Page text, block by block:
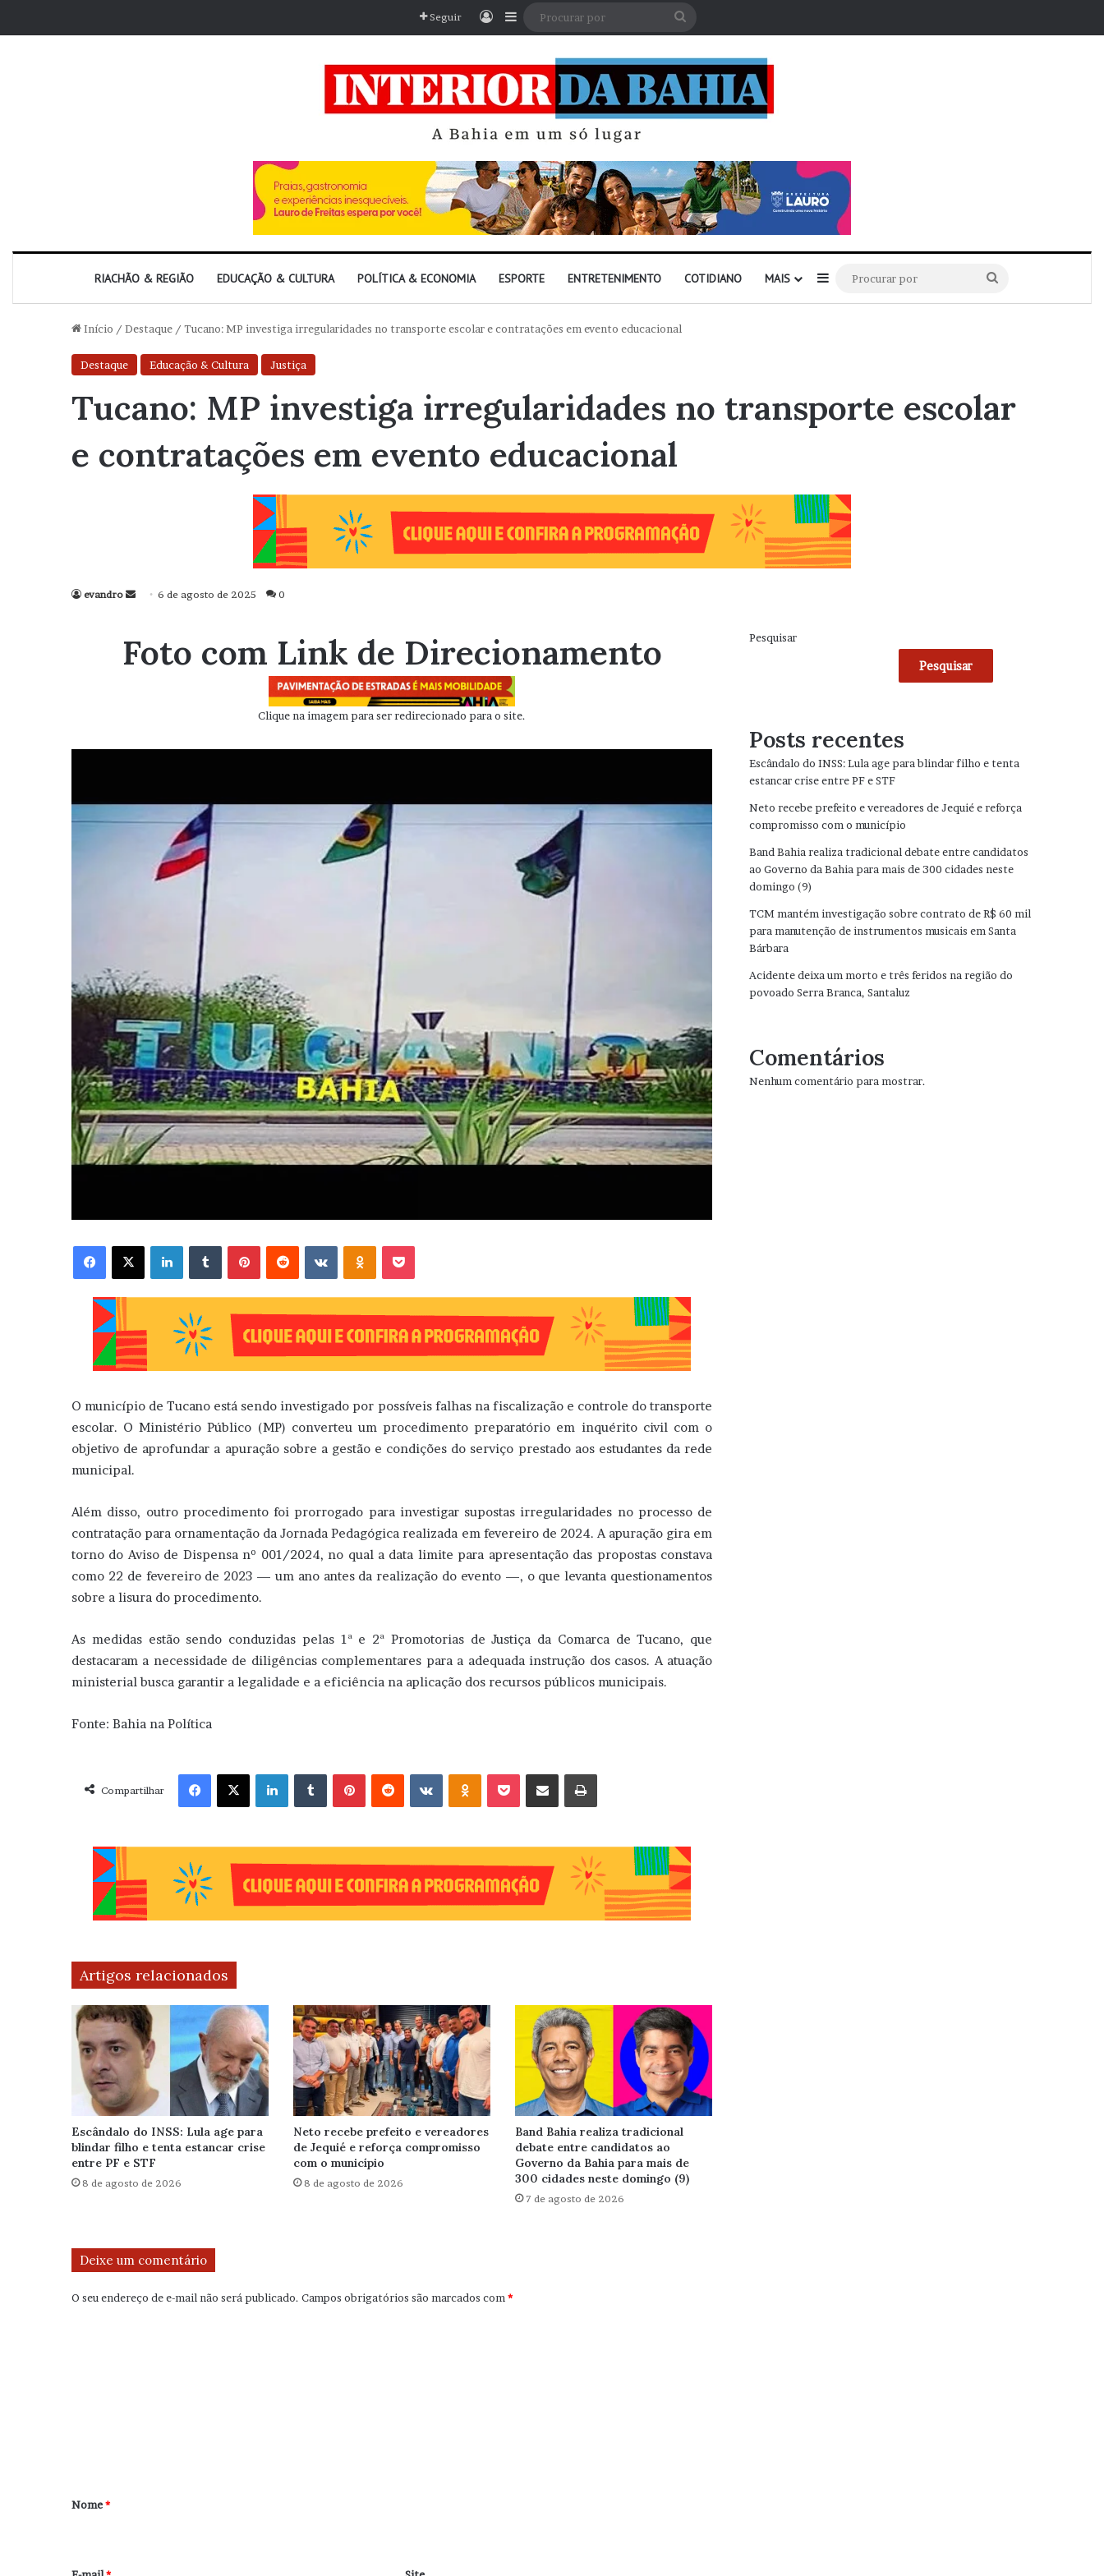
Seguir EntrarBarra Lateral
RIACHÃO & REGIÃO EDUCAÇÃO & CULTURA POLÍTICA & ECONOMIA ESPORTE ENTRETENIMENTO COTIDIANO MAIS Barra Lateral
por
Início / Destaque / Tucano: MP investiga irregularidades no transporte escolar e contratações em evento educacional
Destaque Educação & Cultura Justiça
Tucano: MP investiga irregularidades no transporte escolar
e contratações em evento educacional
evandro
Mande
mail
6 de agosto de 2025 0
Foto com Link de Direcionamento
Clique na imagem para ser redirecionado para o site.
Facebook X Linkedin VK OK
O município de Tucano está sendo investigado por possíveis falhas na fiscalização e controle do transporte
escolar. O Ministério Público (MP) converteu um procedimento preparatório em inquérito civil com o
objetivo de aprofundar a apuração sobre a gestão e condições do serviço prestado aos estudantes da rede
municipal.
Além disso, outro procedimento foi prorrogado para investigar supostas irregularidades no processo de
contratação para ornamentação da Jornada Pedagógica realizada em fevereiro de 2024. A apuração gira em
torno do Aviso de Dispensa nº 001/2024, no qual a data limite para apresentação das propostas constava
como 22 de fevereiro de 2023 — um ano antes da realização do evento —, o que levanta questionamentos
sobre a lisura do procedimento.
As medidas estão sendo conduzidas pelas 1ª e 2ª Promotorias de Justiça da Comarca de Tucano, que
destacaram a necessidade de diligências complementares para a adequada instrução dos casos. A atuação
ministerial busca garantir a legalidade e a eficiência na aplicação dos recursos públicos municipais.
Fonte: Bahia na Política
Compartilhar
Facebook X Linkedin VK OK
Artigos relacionados
Escândalo do INSS: Lula age para
blindar filho e tenta estancar crise
entre PF e STF
8 de agosto de 2026
Neto recebe prefeito e vereadores
de Jequié e reforça compromisso
com o município
8 de agosto de 2026
Band Bahia realiza tradicional
debate entre candidatos ao
Governo da Bahia para mais de
300 cidades neste domingo (9)
7 de agosto de 2026
Deixe um comentário
O seu endereço de e-mail não será publicado. Campos obrigatórios são marcados com*
r
Nome*
Pesquisar
Pesquisar
Posts recentes
Escândalo do INSS: Lula age para blindar filho e tenta
estancar crise entre PF e STF
Neto recebe prefeito e vereadores de Jequié e reforça
compromisso com o município
Band Bahia realiza tradicional debate entre candidatos
ao Governo da Bahia para mais de 300 cidades neste
domingo (9)
TCM mantém investigação sobre contrato de R$ 60 mil
para manutenção de instrumentos musicais em Santa
Bárbara
Acidente deixa um morto e três feridos na região do
povoado Serra Branca, Santaluz
Comentários
Nenhum comentário para mostrar.